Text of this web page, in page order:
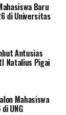
PTN sudah
berbagai
jumlah
terkait
dipahami
awal
Eduart.
Baru
di Universitas
Antusias
Natalius Pigai
Mahasiswa
UNG